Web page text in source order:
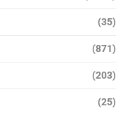
(35)
(871)
(203)
(25)